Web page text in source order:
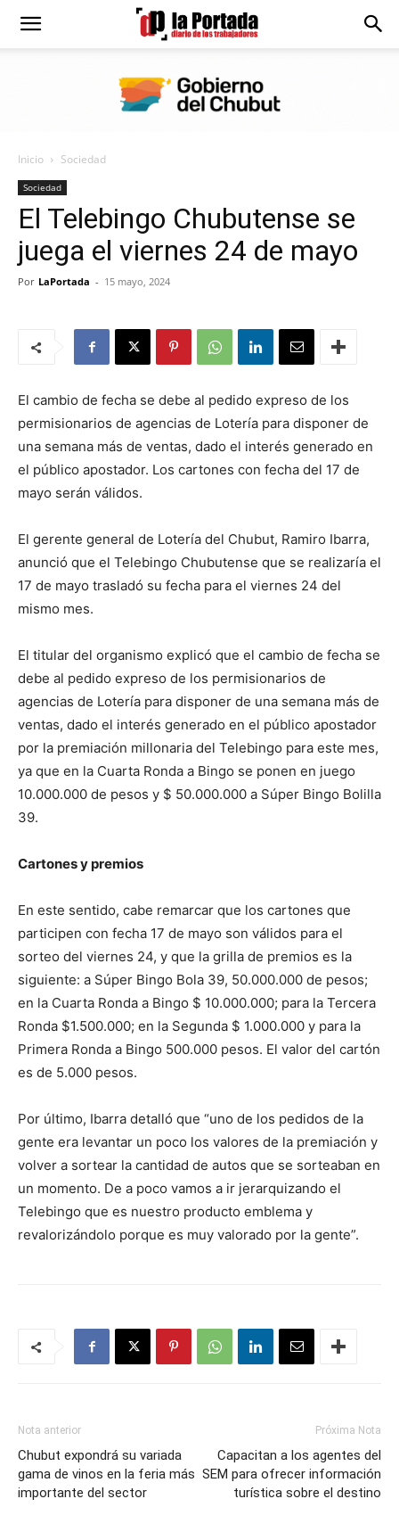
Diario
Portada
Inicio Sociedad
Sociedad
El Telebingo Chubutense se
juega el viernes 24 de mayo
Por LaPortada - 15 mayo, 2024
El cambio de fecha se debe al pedido expreso de los
permisionarios de agencias de Lotería para disponer de
una semana más de ventas, dado el interés generado en
el público apostador. Los cartones con fecha del 17 de
mayo serán válidos.
El gerente general de Lotería del Chubut, Ramiro Ibarra,
anunció que el Telebingo Chubutense que se realizaría el
17 de mayo trasladó su fecha para el viernes 24 del
mismo mes.
El titular del organismo explicó que el cambio de fecha se
debe al pedido expreso de los permisionarios de
agencias de Lotería para disponer de una semana más de
ventas, dado el interés generado en el público apostador
por la premiación millonaria del Telebingo para este mes,
ya que en la Cuarta Ronda a Bingo se ponen en juego
10.000.000 de pesos y $ 50.000.000 a Súper Bingo Bolilla
39.
Cartones y premios
En este sentido, cabe remarcar que los cartones que
participen con fecha 17 de mayo son válidos para el
sorteo del viernes 24, y que la grilla de premios es la
siguiente: a Súper Bingo Bola 39, 50.000.000 de pesos;
en la Cuarta Ronda a Bingo $ 10.000.000; para la Tercera
Ronda $1.500.000; en la Segunda $ 1.000.000 y para la
Primera Ronda a Bingo 500.000 pesos. El valor del cartón
es de 5.000 pesos.
Por último, Ibarra detalló que “uno de los pedidos de la
gente era levantar un poco los valores de la premiación y
volver a sortear la cantidad de autos que se sorteaban en
un momento. De a poco vamos a ir jerarquizando el
Telebingo que es nuestro producto emblema y
revalorizándolo porque es muy valorado por la gente”.
Nota anterior
Chubut expondrá su variada
gama de vinos en la feria más
importante del sector
Próxima Nota
Capacitan a los agentes del
SEM para ofrecer información
turística sobre el destino